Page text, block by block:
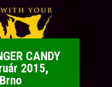
CANDY
2015,